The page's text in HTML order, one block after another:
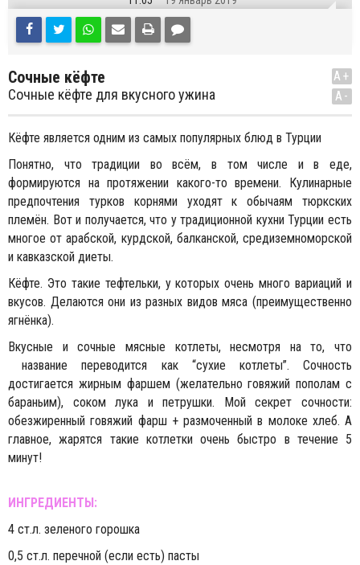
Сочные кёфте
Сочные кёфте для вкусного ужина
A+
A-
Кёфте является одним из самых популярных блюд в Турции
Понятно, что традиции во всём, в том числе и в еде,
формируются на протяжении какого-то времени. Кулинарные
предпочтения турков корнями уходят к обычаям тюркских
племён. Вот и получается, что у традиционной кухни Турции есть
многое от арабской, курдской, балканской, средиземноморской
и кавказской диеты.
Кёфте. Это такие тефтельки, у которых очень много вариаций и
вкусов. Делаются они из разных видов мяса (преимущественно
ягнёнка).
Вкусные и сочные мясные котлеты, несмотря на то, что
название переводится как “сухие котлеты”. Сочность
достигается жирным фаршем (желательно говяжий пополам с
бараньим), соком лука и петрушки. Мой секрет сочности:
обезжиренный говяжий фарш + размоченный в молоке хлеб. А
главное, жарятся такие котлетки очень быстро в течение 5
минут!
ИНГРЕДИЕНТЫ:
4 ст.л. зеленого горошка
0,5 ст.л. перечной (если есть) пасты